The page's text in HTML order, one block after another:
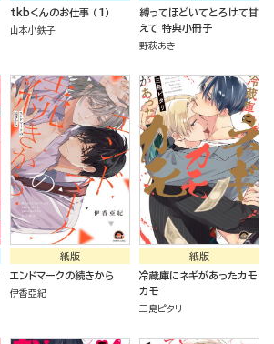
tkbくんのお仕事 （1）
山本小鉄子
縛ってほどいてとろけて甘
えて 特典小冊子
野萩あき
紙版
エンドマークの続きから
伊香亞紀
紙版
冷蔵庫にネギがあったカモ
カモ
三島ピタリ